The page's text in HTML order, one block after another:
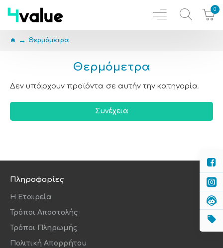
0
Θερμόμετρα
Θερμόμετρα
Δεν υπάρχουν προϊόντα σε αυτήν την κατηγορία.
Συνέχεια
Πληροφορίες
Η Εταιρεία
Τρόποι Αποστολής
Τρόποι Πληρωμής
Πολιτική Απορρήτου